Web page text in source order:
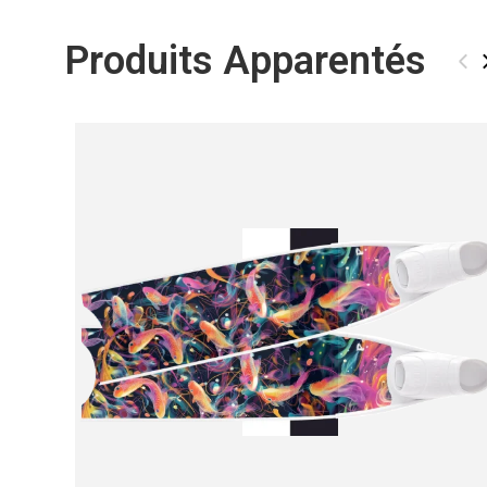
Produits Apparentés ‹